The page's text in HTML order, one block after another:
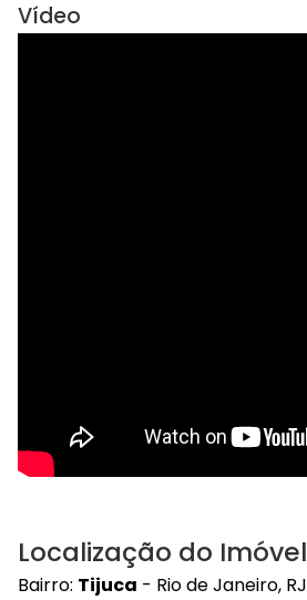
Vídeo
Localização do Imóvel
Bairro: Tijuca - Rio de Janeiro, RJ